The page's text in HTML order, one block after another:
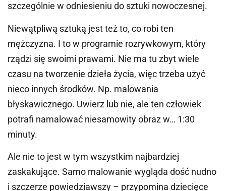
szczególnie w odniesieniu do sztuki nowoczesnej.
Niewątpliwą sztuką jest też to, co robi ten
mężczyzna. I to w programie rozrywkowym, który
rządzi się swoimi prawami. Nie ma tu zbyt wiele
czasu na tworzenie dzieła życia, więc trzeba użyć
nieco innych środków. Np. malowania
błyskawicznego. Uwierz lub nie, ale ten człowiek
potrafi namalować niesamowity obraz w… 1:30
minuty.
Ale nie to jest w tym wszystkim najbardziej
zaskakujące. Samo malowanie wygląda dość nudno
i szczerze powiedziawszy – przypomina dziecięce